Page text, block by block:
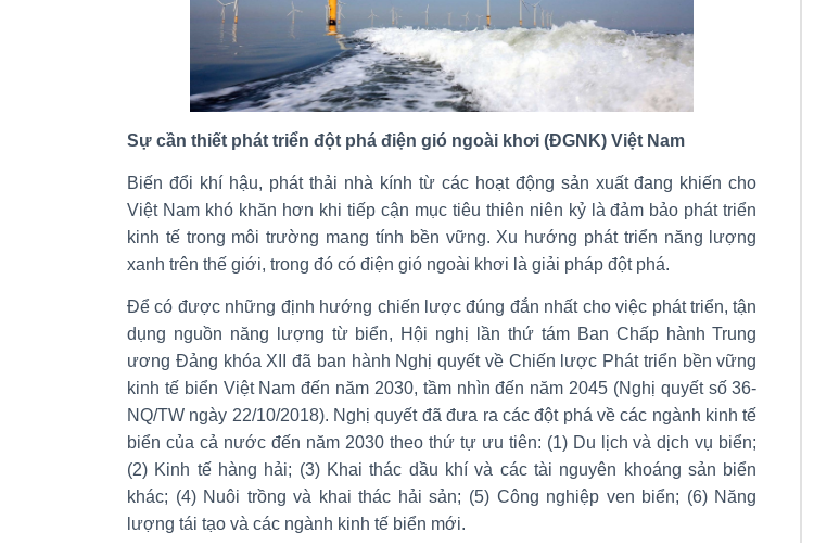
Sự cần thiết phát triển đột phá điện gió ngoài khơi (ĐGNK) Việt Nam
Biến đổi khí hậu, phát thải nhà kính từ các hoạt động sản xuất đang khiến cho
Việt Nam khó khăn hơn khi tiếp cận mục tiêu thiên niên kỷ là đảm bảo phát triển
kinh tế trong môi trường mang tính bền vững. Xu hướng phát triển năng lượng
xanh trên thế giới, trong đó có điện gió ngoài khơi là giải pháp đột phá.
Để có được những định hướng chiến lược đúng đắn nhất cho việc phát triển, tận
dụng nguồn năng lượng từ biển, Hội nghị lần thứ tám Ban Chấp hành Trung
ương Đảng khóa XII đã ban hành Nghị quyết về Chiến lược Phát triển bền vững
kinh tế biển Việt Nam đến năm 2030, tầm nhìn đến năm 2045 (Nghị quyết số 36-
NQ/TW ngày 22/10/2018). Nghị quyết đã đưa ra các đột phá về các ngành kinh tế
biển của cả nước đến năm 2030 theo thứ tự ưu tiên: (1) Du lịch và dịch vụ biển;
(2) Kinh tế hàng hải; (3) Khai thác dầu khí và các tài nguyên khoáng sản biển
khác; (4) Nuôi trồng và khai thác hải sản; (5) Công nghiệp ven biển; (6) Năng
lượng tái tạo và các ngành kinh tế biển mới.